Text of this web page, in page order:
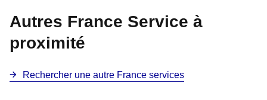
Autres France Service à
proximité
Rechercher une autre France services